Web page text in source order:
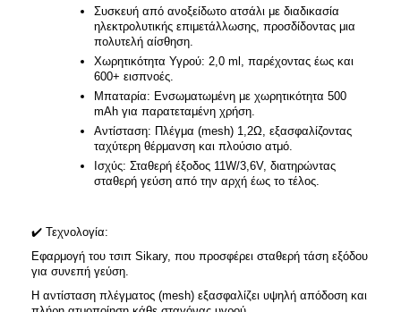
Συσκευή από ανοξείδωτο ατσάλι με διαδικασία
ηλεκτρολυτικής επιμετάλλωσης, προσδίδοντας μια
πολυτελή αίσθηση.​
Χωρητικότητα Υγρού: 2,0 ml, παρέχοντας έως και
600+ εισπνοές.​
Μπαταρία: Ενσωματωμένη με χωρητικότητα 500
mAh για παρατεταμένη χρήση.​
Αντίσταση: Πλέγμα (mesh) 1,2Ω, εξασφαλίζοντας
ταχύτερη θέρμανση και πλούσιο ατμό.​
Ισχύς: Σταθερή έξοδος 11W/3,6V, διατηρώντας
σταθερή γεύση από την αρχή έως το τέλος.​
✔️ Τεχνολογία:
Εφαρμογή του τσιπ Sikary, που προσφέρει σταθερή τάση εξόδου
για συνεπή γεύση.​
Η αντίσταση πλέγματος (mesh) εξασφαλίζει υψηλή απόδοση και